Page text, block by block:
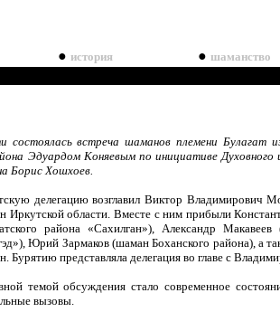
● история ● шаманство
встреча шаманов племени Булагат
Эдуардом Коняевым по инициативе
Борис Хошхоев.
делегацию возглавил Виктор Владимирович
Иркутской области. Вместе с ним прибыли
района «Сахилган»), Александр
Юрий Зармаков (шаман Боханского района), а
Бурятию представляла делегация во главе с
темой обсуждения стало современное
вызовы.